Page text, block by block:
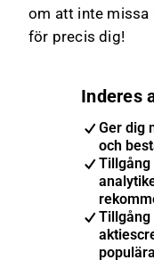
om att inte missa
för precis dig!
Inderes
Ger dig
och
Tillgång